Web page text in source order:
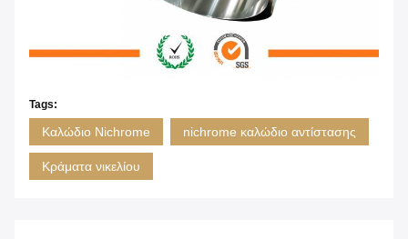
Tags:
Καλώδιο Nichrome nichrome καλώδιο αντίστασης
Κράματα νικελίου